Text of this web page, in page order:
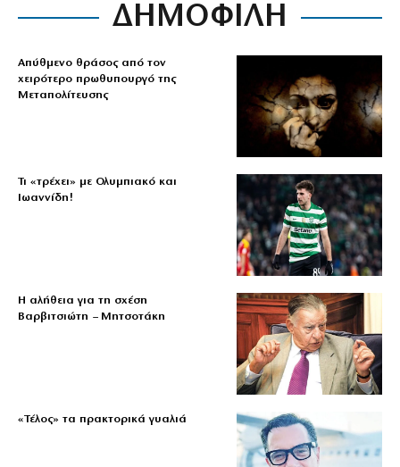
ΔΗΜΟΦΙΛΗ
Απύθμενο θράσος από τον
χειρότερο πρωθυπουργό της
Μεταπολίτευσης
Τι «τρέχει» με Ολυμπιακό και
Ιωαννίδη!
Η αλήθεια για τη σχέση
Βαρβιτσιώτη – Μητσοτάκη
«Τέλος» τα πρακτορικά γυαλιά